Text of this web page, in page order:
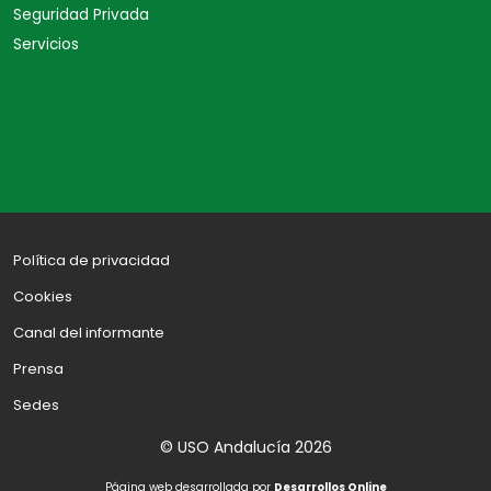
Seguridad Privada
Servicios
Política de privacidad
Cookies
Canal del informante
Prensa
Sedes
© USO Andalucía 2026
Página web desarrollada por Desarrollos Online